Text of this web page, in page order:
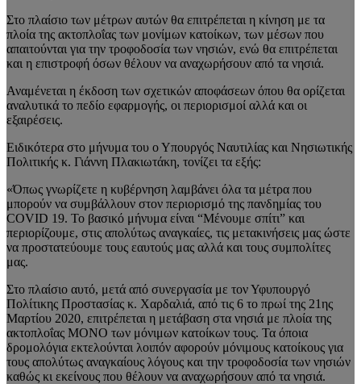
Στο πλαίσιο των μέτρων αυτών θα επιτρέπεται η κίνηση με τα
πλοία της ακτοπλοΐας των μονίμων κατοίκων, των μέσων που
απαιτούνται για την τροφοδοσία των νησιών, ενώ θα επιτρέπεται
και η επιστροφή όσων θέλουν να αναχωρήσουν από τα νησιά.
Αναμένεται η έκδοση των σχετικών αποφάσεων όπου θα ορίζεται
αναλυτικά το πεδίο εφαρμογής, οι περιορισμοί αλλά και οι
εξαιρέσεις.
Ειδικότερα στο μήνυμα του ο Υπουργός Ναυτιλίας και Νησιωτικής
Πολιτικής κ. Γιάννη Πλακιωτάκη, τονίζει τα εξής:
«Όπως γνωρίζετε η κυβέρνηση λαμβάνει όλα τα μέτρα που
μπορούν να συμβάλλουν στον περιορισμό της πανδημίας του
COVID 19. Το βασικό μήνυμα είναι “Μένουμε σπίτι” και
περιορίζουμε, στις απολύτως αναγκαίες, τις μετακινήσεις μας ώστε
να προστατεύουμε τους εαυτούς μας αλλά και τους συμπολίτες
μας.
Στο πλαίσιο αυτό, μετά από συνεργασία με τον Υφυπουργό
Πολίτικης Προστασίας κ. Χαρδαλιά, από τις 6 το πρωί της 21ης
Μαρτίου 2020, επιτρέπεται η μετάβαση στα νησιά με πλοία της
ακτοπλοΐας ΜΟΝΟ των μόνιμων κατοίκων τους. Τα όποια
δρομολόγια εκτελούνται λοιπόν αφορούν μόνιμους κατοίκους για
τους απολύτως αναγκαίους λόγους και την τροφοδοσία των νησιών
καθώς κι εκείνους που θέλουν να αναχωρήσουν από τα νησιά.